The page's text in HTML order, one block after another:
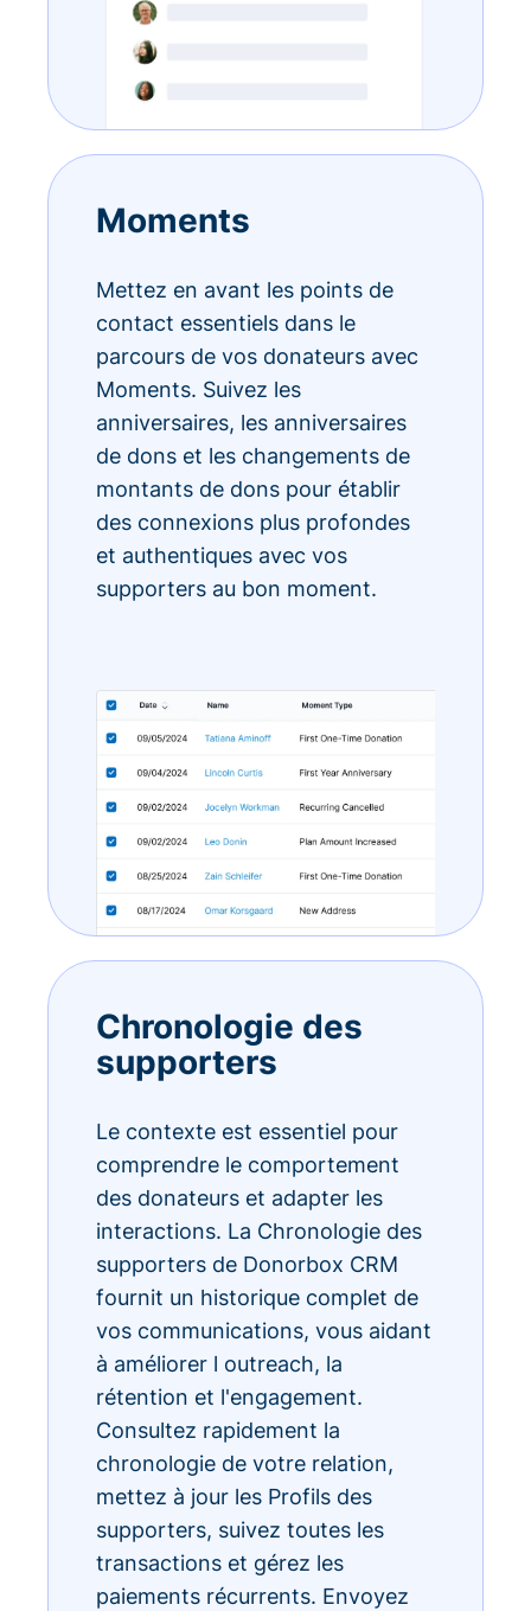
Moments
Mettez en avant les points de
contact essentiels dans le
parcours de vos donateurs avec
Moments. Suivez les
anniversaires, les anniversaires
de dons et les changements de
montants de dons pour établir
des connexions plus profondes
et authentiques avec vos
supporters au bon moment.
Chronologie des
supporters
Le contexte est essentiel pour
comprendre le comportement
des donateurs et adapter les
interactions. La Chronologie des
supporters de Donorbox CRM
fournit un historique complet de
vos communications, vous aidant
à améliorer l outreach, la
rétention et l'engagement.
Consultez rapidement la
chronologie de votre relation,
mettez à jour les Profils des
supporters, suivez toutes les
transactions et gérez les
paiements récurrents. Envoyez